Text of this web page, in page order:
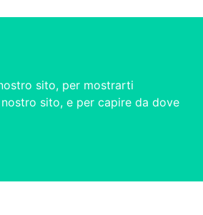
sito, per mostrarti
sito, e per capire da dove